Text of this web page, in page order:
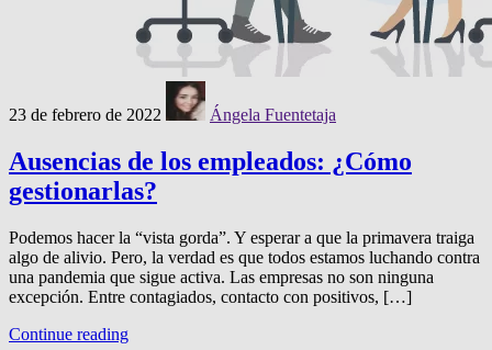
23 de febrero de 2022 Ángela Fuentetaja
Ausencias de los empleados: ¿Cómo
gestionarlas?
Podemos hacer la “vista gorda”. Y esperar a que la primavera traiga
algo de alivio. Pero, la verdad es que todos estamos luchando contra
una pandemia que sigue activa. Las empresas no son ninguna
excepción. Entre contagiados, contacto con positivos, […]
Continue reading